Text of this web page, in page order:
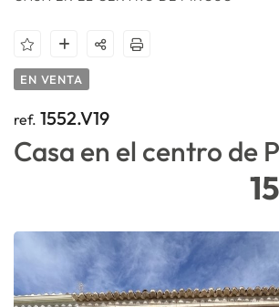
EN VENTA
ref. 1552.V19
Casa en el centro de